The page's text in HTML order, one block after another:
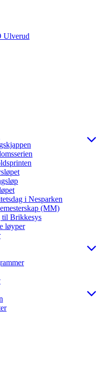
Ulverud
i Nesparken
(MM)
til Brikkesys
løyper